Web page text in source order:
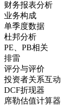
财务报表分析
业务构成
单季度数据
杜邦分析
PE、PB相关
排雷
评分与评价
投资者关系互动
DCF折现器
席勒估值计算器